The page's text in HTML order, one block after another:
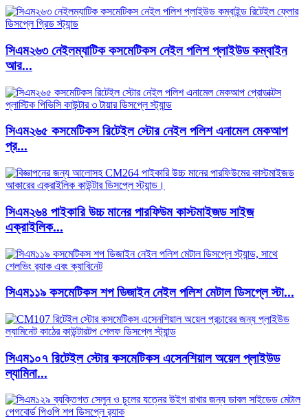
সিএম২৬৩ নেইলম্যাটিক কসমেটিকস নেইল পলিশ প্লাইউড কম্বাইন
আর...
সিএম২৬৫ কসমেটিকস রিটেইল স্টোর নেইল পলিশ এনামেল মেকআপ
প্র...
সিএম২৬৪ পাইকারি উচ্চ মানের পারফিউম কাস্টমাইজড সাইজ
এক্রাইলিক...
সিএম১১৯ কসমেটিকস শপ ডিজাইন নেইল পলিশ মেটাল ডিসপ্লে স্টা...
সিএম১০৭ রিটেইল স্টোর কসমেটিকস এসেনশিয়াল অয়েল প্লাইউড
ল্যামিনা...